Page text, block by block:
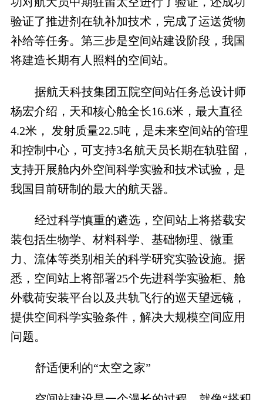
验证了推进剂在轨补加技术，完成了运送货物
补给等任务。第三步是空间站建设阶段，我国
将建造长期有人照料的空间站。
据航天科技集团五院空间站任务总设计师
杨宏介绍，天和核心舱全长16.6米，最大直径
4.2米， 发射质量22.5吨，是未来空间站的管理
和控制中心，可支持3名航天员长期在轨驻留，
支持开展舱内外空间科学实验和技术试验，是
我国目前研制的最大的航天器。
经过科学慎重的遴选，空间站上将搭载安
装包括生物学、材料科学、基础物理、微重
力、流体等类别相关的科学研究实验设施。据
悉，空间站上将部署25个先进科学实验柜、舱
外载荷安装平台以及共轨飞行的巡天望远镜，
提供空间科学实验条件，解决大规模空间应用
问题。
舒适便利的“太空之家”